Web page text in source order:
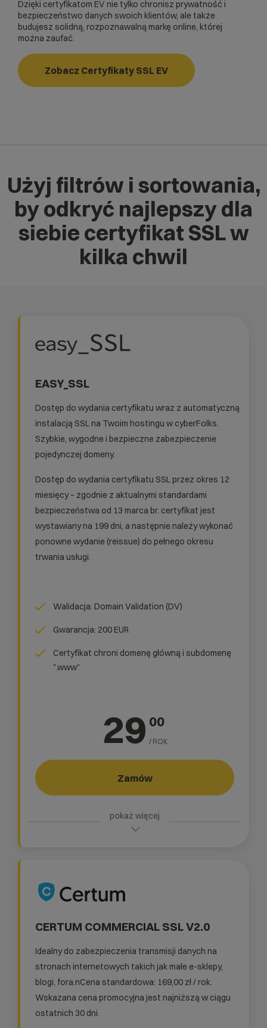
Dzięki certyfikatom EV nie tylko chronisz prywatność i
bezpieczeństwo danych swoich klientów, ale także
budujesz solidną, rozpoznawalną markę online, której
można zaufać.
Zobacz Certyfikaty SSL EV
Użyj filtrów i sortowania,
by odkryć najlepszy dla
siebie certyfikat SSL w
kilka chwil
EASY_SSL
Dostęp do wydania certyfikatu wraz z automatyczną
instalacją SSL na Twoim hostingu w cyberFolks.
Szybkie, wygodne i bezpieczne zabezpieczenie
pojedynczej domeny.
Dostęp do wydania certyfikatu SSL przez okres 12
miesięcy – zgodnie z aktualnymi standardami
bezpieczeństwa od 13 marca br. certyfikat jest
wystawiany na 199 dni, a następnie należy wykonać
ponowne wydanie (reissue) do pełnego okresu
trwania usługi.
Walidacja: Domain Validation (DV)
Gwarancja: 200 EUR
Certyfikat chroni domenę główną i subdomenę
".www"
29 00
/ ROK
Zamów
CERTUM COMMERCIAL SSL V2.0
Idealny do zabezpieczenia transmisji danych na
stronach internetowych takich jak małe e-sklepy,
blogi, fora.nCena standardowa: 169,00 zł / rok.
Wskazana cena promocyjna jest najniższą w ciągu
ostatnich 30 dni.